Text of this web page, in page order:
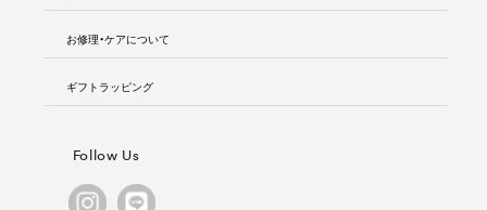
お修理・ケアについて
ギフトラッピング
Follow Us